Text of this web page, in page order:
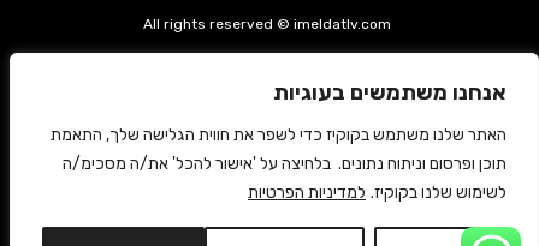
אנחנו משתמשים בעוגיות
האתר שלנו משתמש בקוקיז כדי לשפר את חווית הגלישה שלך, התאמת
תוכן ופרסום וניתוח נתונים. בלחיצה על 'אישור להכל' את/ה מסכימ/ה
לשימוש שלנו בקוקיז. למדיניות הפרטיות
All rights reserved © imeldatlv.com
ביטול עסקה